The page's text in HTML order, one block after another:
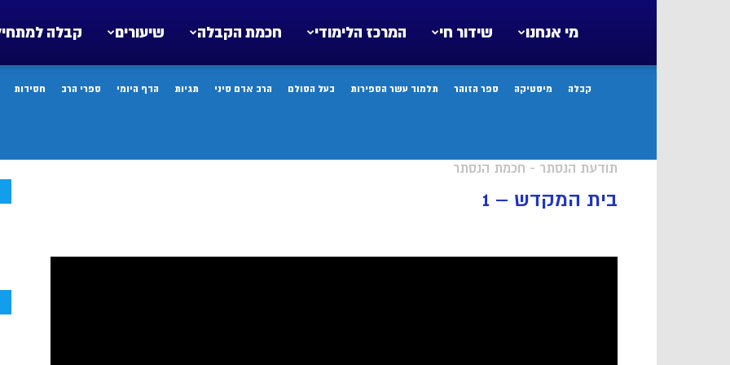
קבלה שיעורים חכמת הקבלה המרכז הלימודי שידור חי מי אנחנו
קבלה מיסטיקה ספר הזוהר תלמוד עשר הספירות בעל הסולם הרב אדם סיני תגיות הדף היומי ספרי הרב חסידות
תודעת הנסתר - חכמת הנסתר
בית המקדש – 1